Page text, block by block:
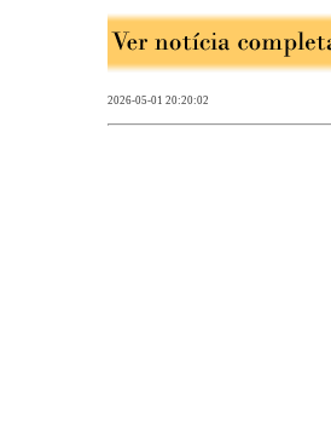
2026-05-01 20:20:02